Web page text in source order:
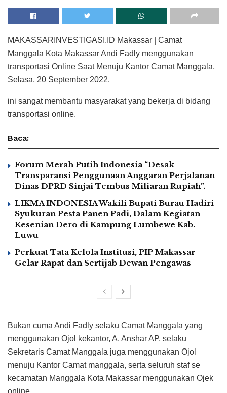
MAKASSARINVESTIGASI.ID Makassar | Camat
Manggala Kota Makassar Andi Fadly menggunakan
transportasi Online Saat Menuju Kantor Camat Manggala,
Selasa, 20 September 2022.
ini sangat membantu masyarakat yang bekerja di bidang
transportasi online.
Baca:
Forum Merah Putih Indonesia “Desak
Transparansi Penggunaan Anggaran Perjalanan
Dinas DPRD Sinjai Tembus Miliaran Rupiah”.
LIKMA INDONESIA Wakili Bupati Burau Hadiri
Syukuran Pesta Panen Padi, Dalam Kegiatan
Kesenian Dero di Kampung Lumbewe Kab.
Luwu
Perkuat Tata Kelola Institusi, PIP Makassar
Gelar Rapat dan Sertijab Dewan Pengawas
Bukan cuma Andi Fadly selaku Camat Manggala yang
menggunakan Ojol kekantor, A. Anshar AP, selaku
Sekretaris Camat Manggala juga menggunakan Ojol
menuju Kantor Camat manggala, serta seluruh staf se
kecamatan Manggala Kota Makassar menggunakan Ojek
online.